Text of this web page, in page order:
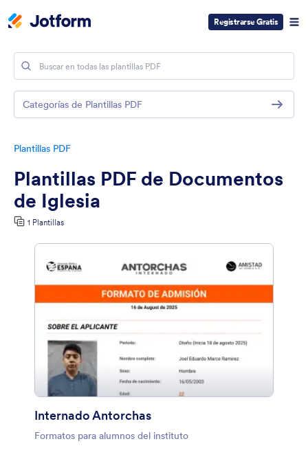
Registrarse Gratis
Plantillas PDF
Plantillas PDF de Documentos
de Iglesia
1 Plantillas
Internado Antorchas
Formatos para alumnos del instituto
Categorías de Plantillas PDF